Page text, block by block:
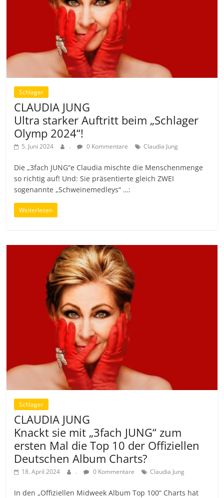
Schlager
CLAUDIA JUNG
Ultra starker Auftritt beim „Schlager
Olymp 2024“!
5. Juni 2024 . 0 Kommentare Claudia Jung
Die „3fach JUNG“e Claudia mischte die Menschenmenge
so richtig auf! Und: Sie präsentierte gleich ZWEI
sogenannte „Schweinemedleys“ …:
Weiterlesen
Schlager
CLAUDIA JUNG
Knackt sie mit „3fach JUNG“ zum
ersten Mal die Top 10 der Offiziellen
Deutschen Album Charts?
18. April 2024 . 0 Kommentare Claudia Jung
In den „Offiziellen Midweek Album Top 100“ Charts hat